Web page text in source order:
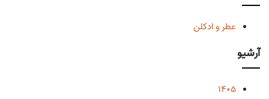
عطر و ادکلن
آرشیو
1405